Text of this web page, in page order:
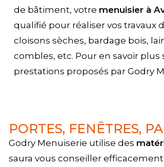
de bâtiment, votre menuisier à
qualifié pour réaliser vos travaux
cloisons sèches, bardage bois,
combles, etc. Pour en savoir
prestations proposés par Godry
PORTES, FENÊTRES,
Godry Menuiserie utilise des
saura vous conseiller